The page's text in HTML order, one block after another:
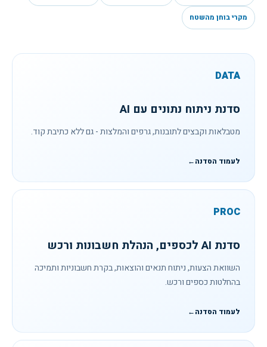
מקרי בוחן מהשטח
DATA
סדנת ניתוח נתונים עם AI
מטבלאות וקבצים לתובנות, גרפים והמלצות - גם ללא כתיבת קוד.
לעמוד הסדנה←
PROC
סדנת AI לכספים, הנהלת חשבונות ורכש
השוואת הצעות, ניתוח תנאים והוצאות, בקרת חשבוניות ותמיכה
בהחלטות כספים ורכש.
לעמוד הסדנה←